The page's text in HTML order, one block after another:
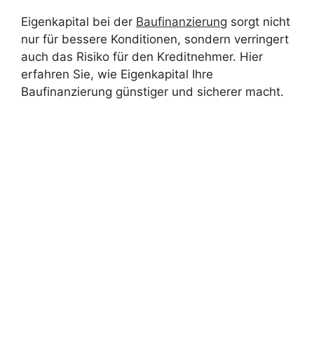
Eigenkapital bei der Baufinanzierung sorgt nicht
nur für bessere Konditionen, sondern verringert
auch das Risiko für den Kreditnehmer. Hier
erfahren Sie, wie Eigenkapital Ihre
Baufinanzierung günstiger und sicherer macht.